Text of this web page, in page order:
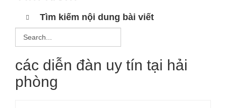
Tìm kiếm nội dung bài viết
các diễn đàn uy tín tại hải
phòng